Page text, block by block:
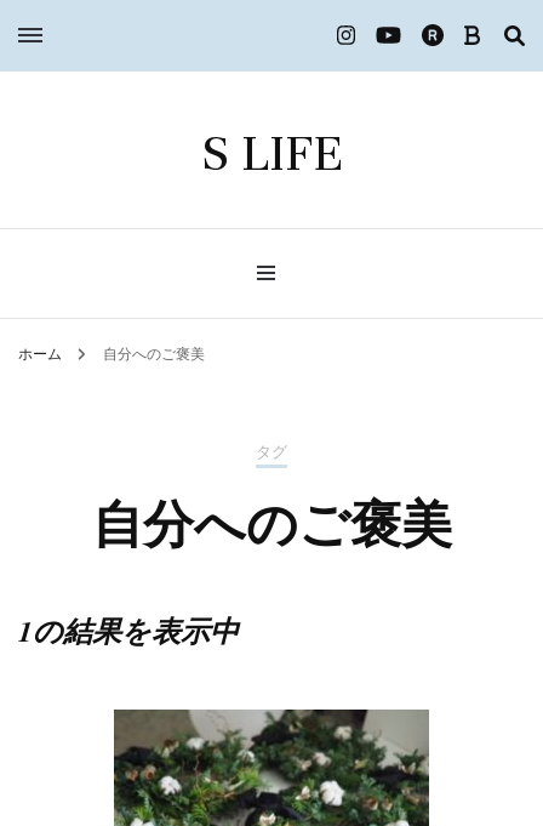
S LIFE
ホーム 自分へのご褒美
タグ
自分へのご褒美
1の結果を表示中